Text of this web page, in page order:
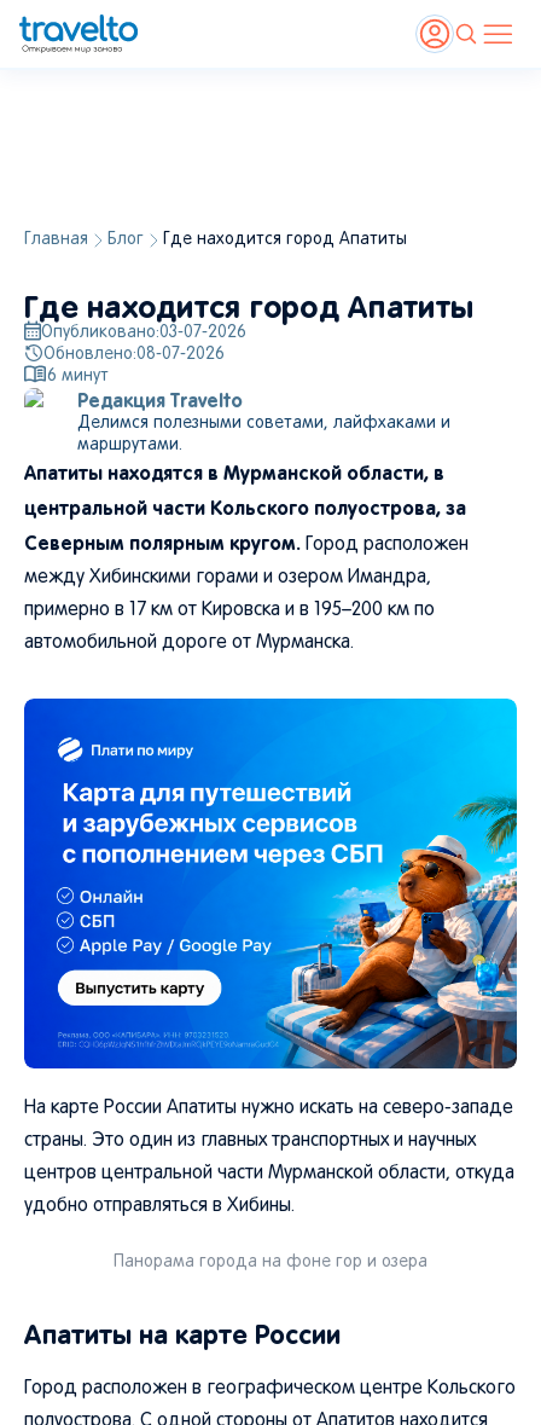
Главная Блог Где находится город Апатиты
Где находится город Апатиты
Опубликовано:03-07-2026
Обновлено:08-07-2026
6 минут
Редакция Travelto
Делимся полезными советами, лайфхаками и
маршрутами.
Апатиты находятся в Мурманской области, в
центральной части Кольского полуострова, за
Северным полярным кругом. Город расположен
между Хибинскими горами и озером Имандра,
примерно в 17 км от Кировска и в 195–200 км по
автомобильной дороге от Мурманска.
На карте России Апатиты нужно искать на северо-западе
страны. Это один из главных транспортных и научных
центров центральной части Мурманской области, откуда
удобно отправляться в Хибины.
Панорама города на фоне гор и озера
Апатиты на карте России
Город расположен в географическом центре Кольского
полуострова. С одной стороны от Апатитов находится